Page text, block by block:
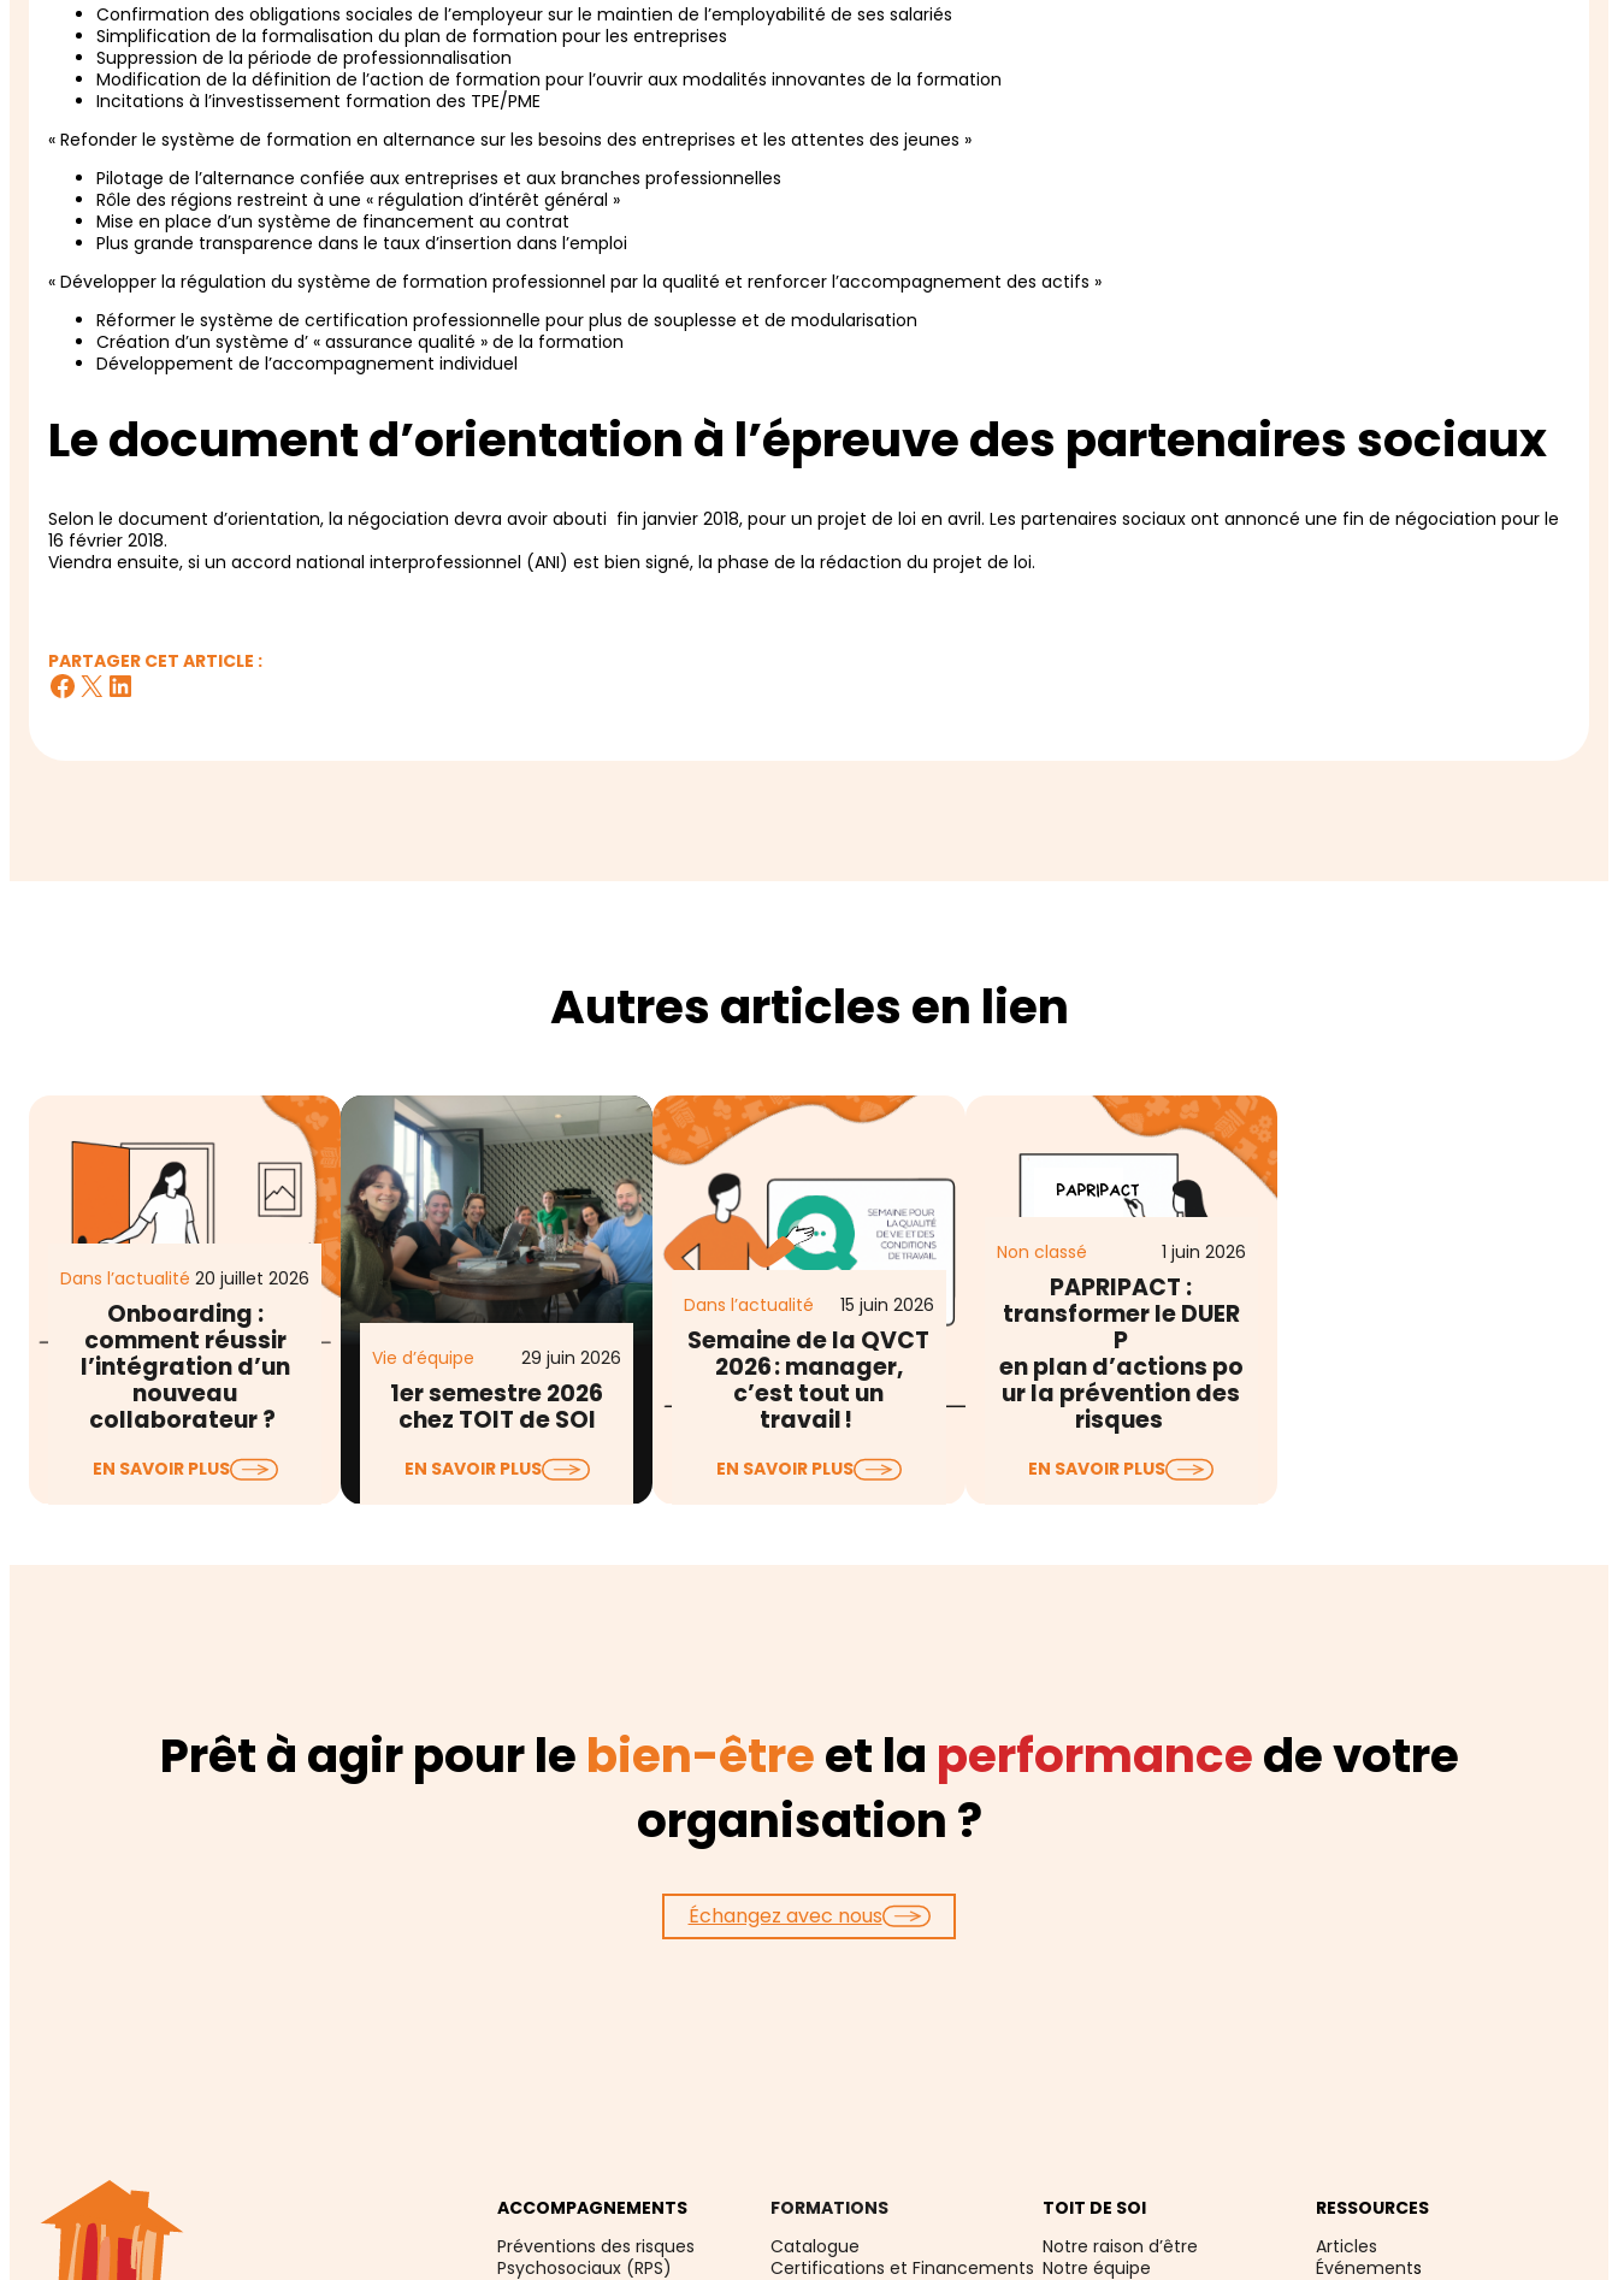
Confirmation des obligations sociales de l’employeur sur le maintien de l’employabilité de ses salariés
Simplification de la formalisation du plan de formation pour les entreprises
Suppression de la période de professionnalisation
Modification de la définition de l’action de formation pour l’ouvrir aux modalités innovantes de la formation
Incitations à l’investissement formation des TPE/PME
« Refonder le système de formation en alternance sur les besoins des entreprises et les attentes des jeunes »
Pilotage de l’alternance confiée aux entreprises et aux branches professionnelles
Rôle des régions restreint à une « régulation d’intérêt général »
Mise en place d’un système de financement au contrat
Plus grande transparence dans le taux d’insertion dans l’emploi
« Développer la régulation du système de formation professionnel par la qualité et renforcer l’accompagnement des actifs »
Réformer le système de certification professionnelle pour plus de souplesse et de modularisation
Création d’un système d’ « assurance qualité » de la formation
Développement de l’accompagnement individuel
Le document d’orientation à l’épreuve des partenaires sociaux
Selon le document d’orientation, la négociation devra avoir abouti fin janvier 2018, pour un projet de loi en avril. Les partenaires sociaux ont annoncé une fin de négociation pour le
16 février 2018.
Viendra ensuite, si un accord national interprofessionnel (ANI) est bien signé, la phase de la rédaction du projet de loi.
PARTAGER CET ARTICLE :
Facebook
X LinkedIn
Autres articles en lien
Dans l’actualité 20 juillet 2026
Onboarding :
comment réussir
l’intégration d’un
nouveau
collaborateur ?
Lorsqu’on évoque
l’onboarding collaborateur,
on pense souvent au livret
EN SAVOIR PLUS
Vie d’équipe 29 juin 2026
1er semestre 2026
chez TOIT de SOI
Entre les engagements de
fond (RSE, RGPD) et le
développement de nos
EN SAVOIR PLUS
Dans l’actualité 15 juin 2026
Semaine de la QVCT
2026 : manager,
c’est tout un
travail !
La Semaine pour la Qualité
de Vie et des Conditions de
Travail (QVCT) débute
EN SAVOIR PLUS
Non classé 1 juin 2026
PAPRIPACT :
transformer le DUER
P
en plan d’actions po
ur la prévention des
risques
Le Document Unique
d’Évaluation des Risques
Professionnels (DUERP) est à
EN SAVOIR PLUS
Prêt à agir pour le bien-êtreet la performancede votre
organisation ?
Échangez avec nous
ACCOMPAGNEMENTS
Préventions des risques
Psychosociaux (RPS)
FORMATIONS
Catalogue
Certifications et Financements
TOIT DE SOI
Notre raison d’être
Notre équipe
RESSOURCES
Articles
Événements